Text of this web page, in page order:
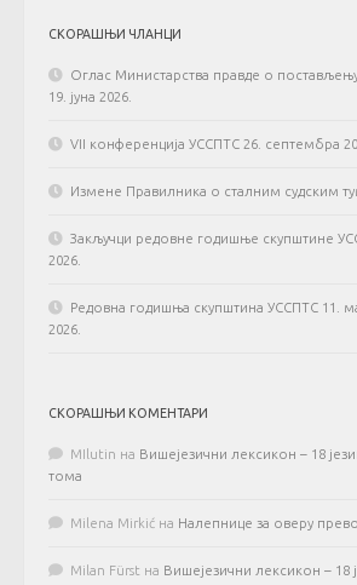
СКОРАШЊИ ЧЛАНЦИ
Оглас Министарства правде о
19. јуна 2026.
VII конференција УССПТС 26. септембра
Измене Правилника о сталним судским
Закључци редовне годишње скупштине
2026.
Редовна годишња скупштина УССПТС 11.
2026.
СКОРАШЊИ КОМЕНТАРИ
MIlutin на Вишејезични лексикон – 18
тома
Milena Mirkić на Налепнице за оверу
Milan Fürst на Вишејезични лексикон – 18